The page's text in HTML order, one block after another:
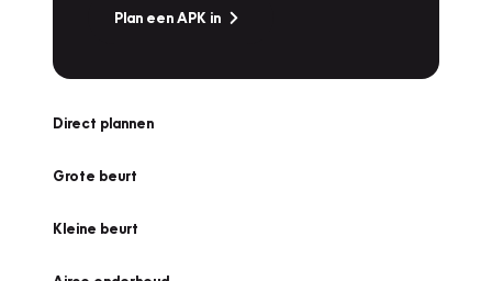
Plan een APK in
Direct plannen
Grote beurt
Kleine beurt